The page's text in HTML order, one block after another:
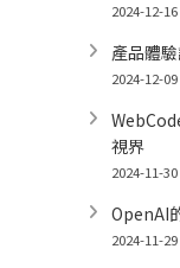
2024-12-
產品體
2024-12-
視界
2024-11-
OpenAI
2024-11-